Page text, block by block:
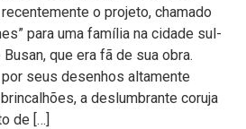
o projeto, chamado
para uma família na cidade sul-
que era fã de sua obra.
seus desenhos altamente
a deslumbrante coruja
de […]